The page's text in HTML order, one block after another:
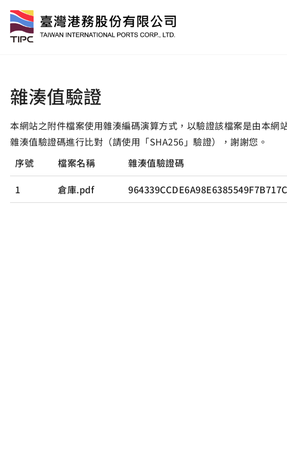
雜湊值驗證
本網站之附件檔案使用雜湊編碼演算方式，以驗證該檔案是由本
雜湊值驗證碼進行比對（請使用「SHA256」驗證），謝謝您。
序號
檔案名稱 雜湊值驗證碼
1 倉庫.pdf